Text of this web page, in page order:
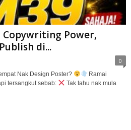
Copywriting Power,
di...
0
Nak Design Poster?
Ramai
tersangkut sebab:
Tak tahu nak mula